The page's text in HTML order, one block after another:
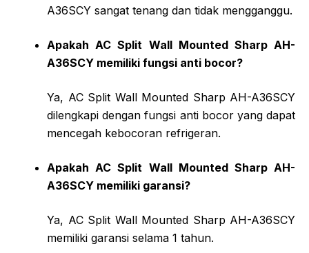
A36SCY sangat tenang dan tidak mengganggu.
Apakah AC Split Wall Mounted Sharp AH-
A36SCY memiliki fungsi anti bocor?
Ya, AC Split Wall Mounted Sharp AH-A36SCY
dilengkapi dengan fungsi anti bocor yang dapat
mencegah kebocoran refrigeran.
Apakah AC Split Wall Mounted Sharp AH-
A36SCY memiliki garansi?
Ya, AC Split Wall Mounted Sharp AH-A36SCY
memiliki garansi selama 1 tahun.